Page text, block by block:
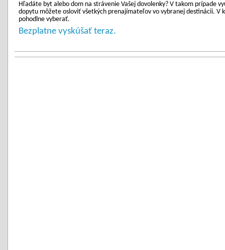
Hľadáte byt alebo dom na strávenie Vašej dovolenky? V takom prípade
dopytu môžete osloviť všetkých prenajímateľov vo vybranej destinácii. V
pohodlne vyberať.
Bezplatne vyskúšať teraz.